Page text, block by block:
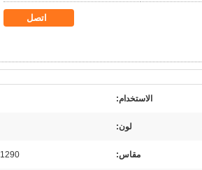
اتصل
الاستخدام:
لون:
مقاس: 1290*400*1450ملم